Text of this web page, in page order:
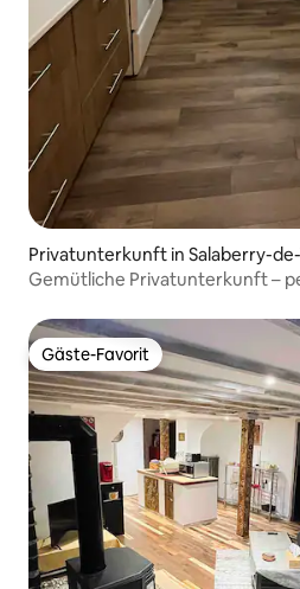
Privatunterkunft in Salaberry-
Gemütliche Privatunterkunft –
Gäste-Favorit
Gäste-Favorit